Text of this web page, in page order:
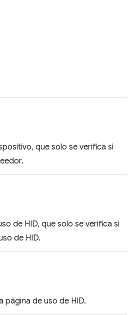
que solo se verifica si
de HID, que solo se verifica si
de HID.
página de uso de HID.